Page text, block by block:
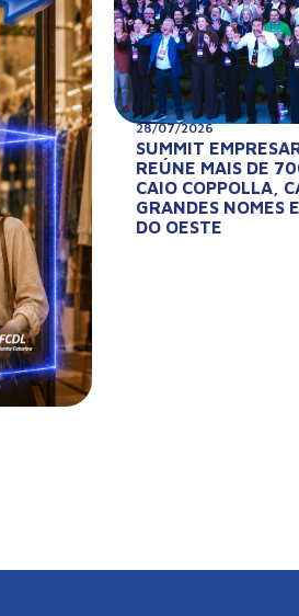
28/07/2026
SUMMIT
REÚNE MAIS DE
CAIO COPPOLLA,
GRANDES NOMES
DO OESTE